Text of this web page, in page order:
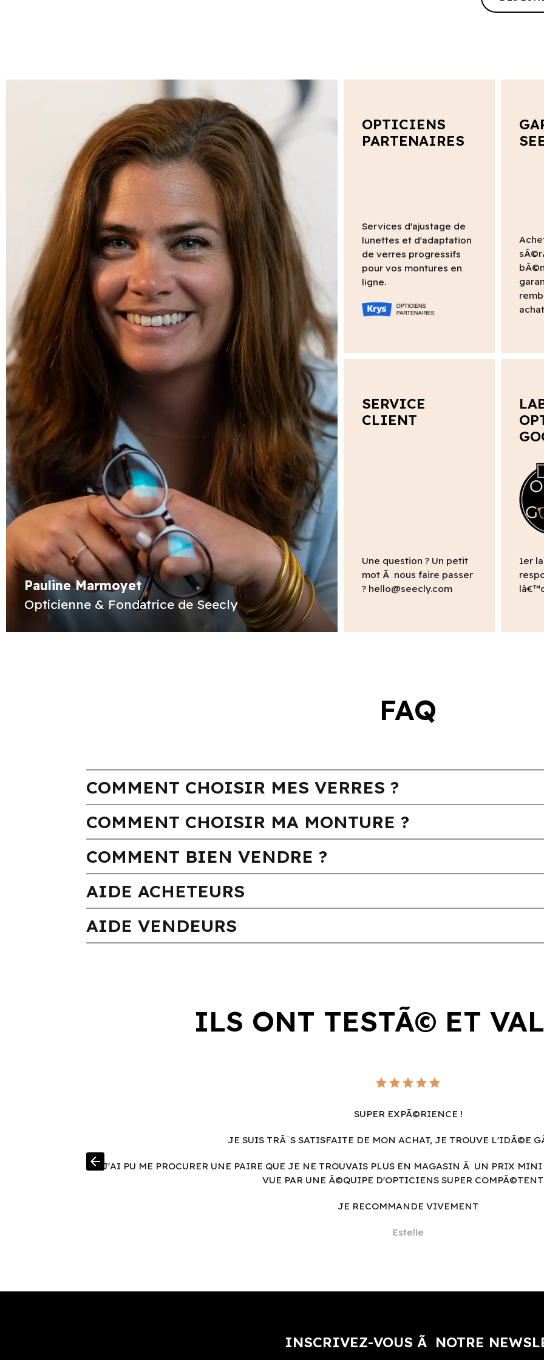
Pauline Marmoyet
Opticienne & Fondatrice de Seecly
OPTICIENS
PARTENAIRES
Services d'ajustage de
lunettes et d'adaptation
de verres progressifs
pour vos montures en
ligne.
SERVICE
CLIENT
Une question ? Un petit
mot Ã nous faire passer
? hello@seecly.com
1er
FAQ
COMMENT CHOISIR MES VERRES ?
COMMENT CHOISIR MA MONTURE ?
COMMENT BIEN VENDRE ?
AIDE ACHETEURS
AIDE VENDEURS
ILS ONT TESTÃ© ET
SUPER EXPÃ©RIENCE !
JE SUIS TRÃ¨S SATISFAITE DE MON ACHAT, JE TROUVE L'IDÃ©E
J'AI PU ME PROCURER UNE PAIRE QUE JE NE TROUVAIS PLUS EN MAGASIN Ã UN PRIX
VUE PAR UNE Ã©QUIPE D'OPTICIENS SUPER
JE RECOMMANDE VIVEMENT
Estelle
arrow_back
INSCRIVEZ-VOUS Ã NOTRE